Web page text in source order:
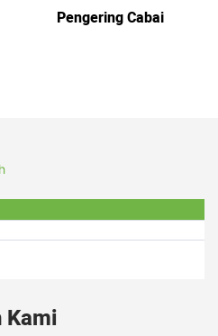
Pengering Cabai
Kami